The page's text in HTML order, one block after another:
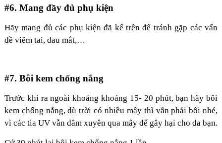
#6. Mang đầy đủ phụ kiện
Hãy mang đủ các phụ kiện đã kể trên để tránh gặp các vấn
đề viêm tai, đau mắt,…
#7. Bôi kem chống nắng
Trước khi ra ngoài khoảng khoảng 15- 20 phút, bạn hãy bôi
kem chống nắng, dù trời có nhiều mây thì vẫn phải bôi nhé,
vì các tia UV vẫn đâm xuyên qua mây để gây hại cho da bạn.